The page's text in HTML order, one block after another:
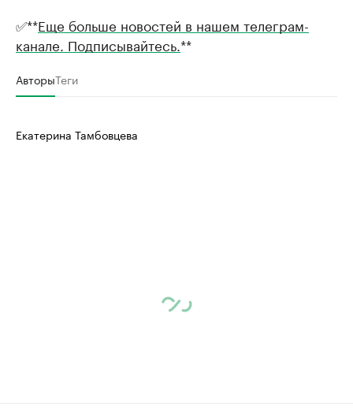
✅**Еще больше новостей в нашем телеграм-
канале. Подписывайтесь. **
АвторыТеги
Екатерина Тамбовцева